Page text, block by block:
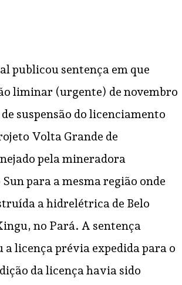
publicou sentença em que
liminar (urgente) de novembro
de suspensão do licenciamento
Volta Grande de
pela mineradora
Sun para a mesma região onde
a hidrelétrica de Belo
no Pará. A sentença
licença prévia expedida para o
da licença havia sido